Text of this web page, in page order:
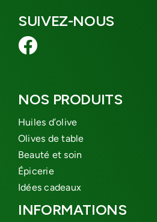
SUIVEZ-NOUS
NOS PRODUITS
Huiles d’olive
Olives de table
Beauté et soin
Épicerie
Idées cadeaux
INFORMATIONS